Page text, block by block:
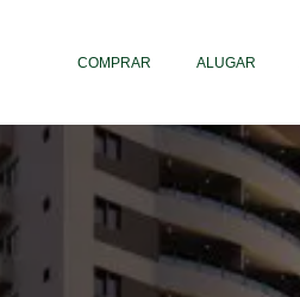
COMPRAR ALUGAR